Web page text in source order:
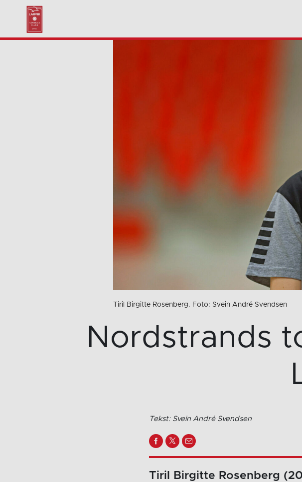
Tiril Birgitte Rosenberg. Foto: Svein André Svendsen
Nordstrands
Tekst: Svein André Svendsen
Tiril Birgitte Rosenberg